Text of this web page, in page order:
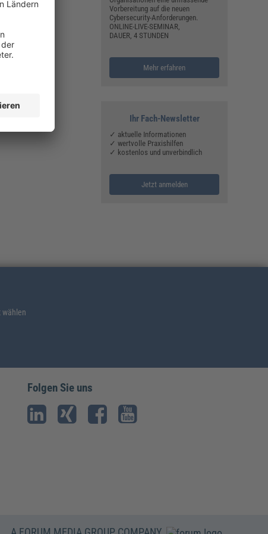
Vorbereitung auf die neuen
Cybersecurity-Anforderungen.
ONLINE-LIVE-SEMINAR,
DAUER, 4 STUNDEN
Mehr erfahren
Ihr Fach-Newsletter
✓ aktuelle Informationen
✓ wertvolle Praxishilfen
✓ kostenlos und unverbindlich
Jetzt anmelden
wählen
Folgen Sie uns